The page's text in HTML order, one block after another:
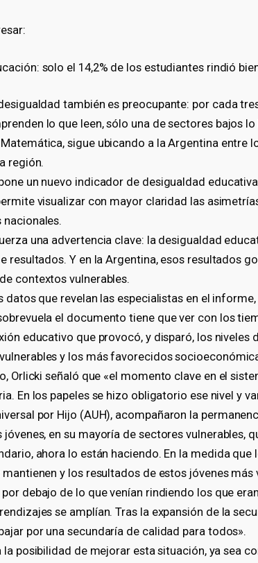
solo el 14,2% de los estudiantes rindió
también es preocupante: por cada
lo que leen, sólo una de sectores bajos
sigue ubicando a la Argentina entre
región.
un nuevo indicador de desigualdad
visualizar con mayor claridad las
nacionales.
una advertencia clave: la desigualdad
resultados. Y en la Argentina, esos resultados
contextos vulnerables.
datos que revelan las especialistas en el
el documento tiene que ver con los
educativo que provocó, y disparó, los niveles
y los más favorecidos
Orlicki señaló que «el momento clave en el
En los papeles se hizo obligatorio ese nivel y
por Hijo (AUH), acompañaron la
jóvenes, en su mayoría de sectores vulnerables,
ahora lo están haciendo. En la medida
mantienen y los resultados de estos jóvenes más
debajo de lo que venían rindiendo los que
se amplían. Tras la expansión de la
por una secundaría de calidad para todos».
la posibilidad de mejorar esta situación, ya sea